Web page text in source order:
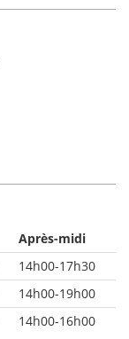
Après-midi
14h00-17h30
14h00-19h00
14h00-16h00